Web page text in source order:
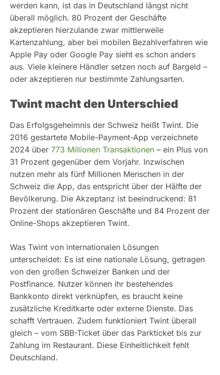
werden kann, ist das in Deutschland längst nicht
überall möglich. 80 Prozent der Geschäfte
akzeptieren hierzulande zwar mittlerweile
Kartenzahlung, aber bei mobilen Bezahlverfahren wie
Apple Pay oder Google Pay sieht es schon anders
aus. Viele kleinere Händler setzen noch auf Bargeld –
oder akzeptieren nur bestimmte Zahlungsarten.
Twint macht den Unterschied
Das Erfolgsgeheimnis der Schweiz heißt Twint. Die
2016 gestartete Mobile-Payment-App verzeichnete
2024 über 773 Millionen Transaktionen – ein Plus von
31 Prozent gegenüber dem Vorjahr. Inzwischen
nutzen mehr als fünf Millionen Menschen in der
Schweiz die App, das entspricht über der Hälfte der
Bevölkerung. Die Akzeptanz ist beeindruckend: 81
Prozent der stationären Geschäfte und 84 Prozent der
Online-Shops akzeptieren Twint.
Was Twint von internationalen Lösungen
unterscheidet: Es ist eine nationale Lösung, getragen
von den großen Schweizer Banken und der
Postfinance. Nutzer können ihr bestehendes
Bankkonto direkt verknüpfen, es braucht keine
zusätzliche Kreditkarte oder externe Dienste. Das
schafft Vertrauen. Zudem funktioniert Twint überall
gleich – vom SBB-Ticket über das Parkticket bis zur
Zahlung im Restaurant. Diese Einheitlichkeit fehlt
Deutschland.